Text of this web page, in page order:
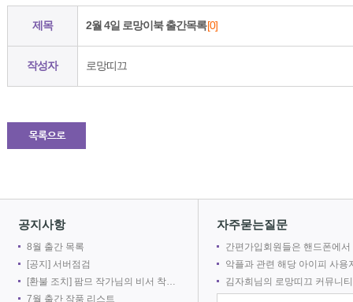
제목 2월 4일 로망이북 출간목록[0]
작성자 로망띠끄
공지사항
8월 출간 목록
[공지] 서버점검
[환불 조치] 팜므 작가님의 비서 착취는 출간 취소로 인해 환불 되었습니다.
7월 출간 작품 리스트
자주묻는질문
간편가입회원들은 핸드폰에서 로망어플로 전자책을 볼 수 없
악플과 관련 해당 아이피 사용자를 차단
김자희님의 로망띠끄 커뮤니티 접속을 차단합